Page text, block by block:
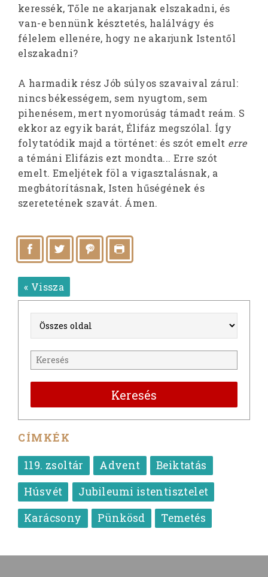
keressék, Tőle ne akarjanak elszakadni, és
van-e bennünk késztetés, halálvágy és
félelem ellenére, hogy ne akarjunk Istentől
elszakadni?
A harmadik rész Jób súlyos szavaival zárul:
nincs békességem, sem nyugtom, sem
pihenésem, mert nyomorúság támadt reám. S
ekkor az egyik barát, Élifáz megszólal. Így
folytatódik majd a történet: és szót emelt erre
a témáni Elifázis ezt mondta... Erre szót
emelt. Emeljétek föl a vigasztalásnak, a
megbátorításnak, Isten hűségének és
szeretetének szavát. Ámen.
« Vissza
Keresés
CÍMKÉK
119. zsoltár
Advent
Beiktatás
Húsvét
Jubileumi istentisztelet
Karácsony
Pünkösd Temetés